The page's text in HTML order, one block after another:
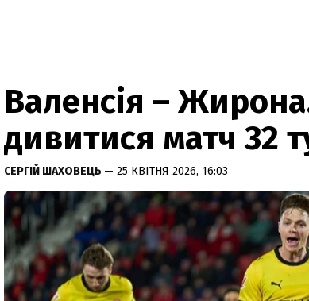
Валенсія –
дивитися матч 32
СЕРГІЙ ШАХОВЕЦЬ — 25 КВІТНЯ 2026, 16:03